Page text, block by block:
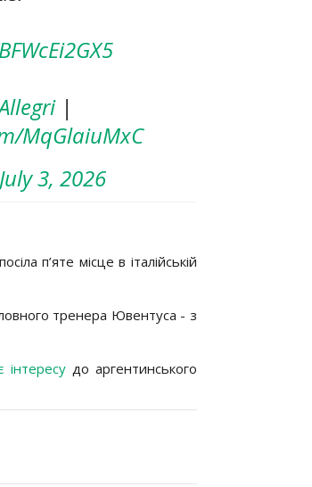
|
MqGlaiuMxC
July 3, 2026
п’яте місце в італійській
тренера Ювентуса - з
інтересу до аргентинського